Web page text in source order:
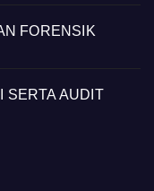
FORENSIK
SERTA AUDIT